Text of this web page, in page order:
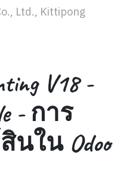
Ltd., Kittipong
V18 -
- การ
ใน Odoo